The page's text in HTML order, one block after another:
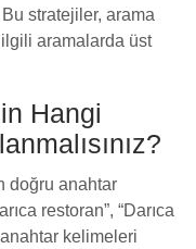
stratejiler, arama
ilgili aramalarda üst
Hangi
doğru anahtar
restoran”, “Darıca
anahtar kelimeleri